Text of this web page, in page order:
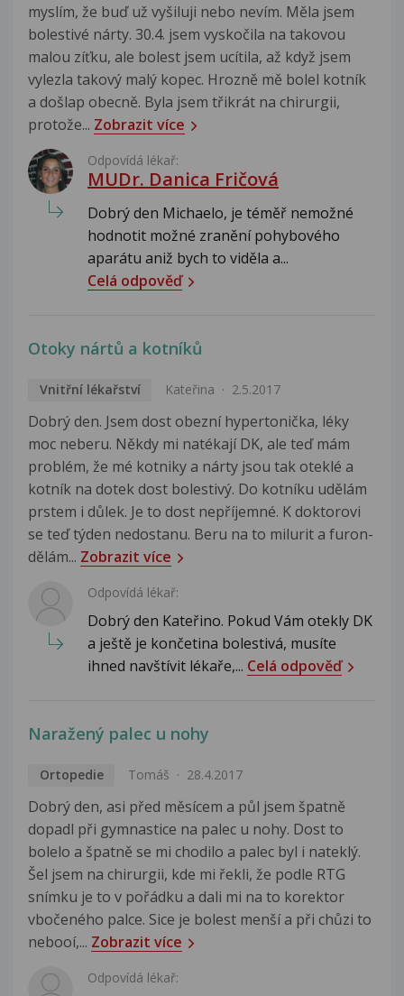
myslím, že buď už vyšiluji nebo nevím. Měla jsem
bolestivé nárty. 30.4. jsem vyskočila na takovou
malou zíťku, ale bolest jsem ucítila, až když jsem
vylezla takový malý kopec. Hrozně mě bolel kotník
a došlap obecně. Byla jsem třikrát na chirurgii,
protože... Zobrazit více
Odpovídá lékař:
MUDr. Danica Fričová
Dobrý den Michaelo, je téměř nemožné
hodnotit možné zranění pohybového
aparátu aniž bych to viděla a...
Celá odpověď
Otoky nártů a kotníků
Vnitřní lékařství Kateřina 2.5.2017
Dobrý den. Jsem dost obezní hypertonička, léky
moc neberu. Někdy mi natékají DK, ale teď mám
problém, že mé kotniky a nárty jsou tak oteklé a
kotník na dotek dost bolestivý. Do kotníku udělám
prstem i důlek. Je to dost nepříjemné. K doktorovi
se teď týden nedostanu. Beru na to milurit a furon-
dělám... Zobrazit více
Odpovídá lékař:
Dobrý den Kateřino. Pokud Vám otekly DK
a ještě je končetina bolestivá, musíte
ihned navštívit lékaře,... Celá odpověď
Naražený palec u nohy
Ortopedie Tomáš 28.4.2017
Dobrý den, asi před měsícem a půl jsem špatně
dopadl při gymnastice na palec u nohy. Dost to
bolelo a špatně se mi chodilo a palec byl i nateklý.
Šel jsem na chirurgii, kde mi řekli, že podle RTG
snímku je to v pořádku a dali mi na to korektor
vbočeného palce. Sice je bolest menší a při chůzi to
nebooí,... Zobrazit více
Odpovídá lékař: